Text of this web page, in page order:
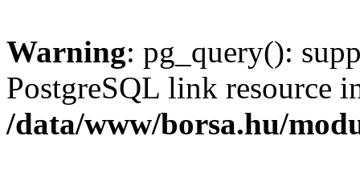
Warning: pg_query():
PostgreSQL link resource
/data/www/borsa.hu/